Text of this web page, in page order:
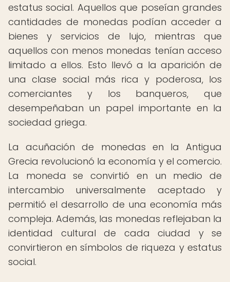
estatus social. Aquellos que poseían grandes
cantidades de monedas podían acceder a
bienes y servicios de lujo, mientras que
aquellos con menos monedas tenían acceso
limitado a ellos. Esto llevó a la aparición de
una clase social más rica y poderosa, los
comerciantes y los banqueros, que
desempeñaban un papel importante en la
sociedad griega.
La acuñación de monedas en la Antigua
Grecia revolucionó la economía y el comercio.
La moneda se convirtió en un medio de
intercambio universalmente aceptado y
permitió el desarrollo de una economía más
compleja. Además, las monedas reflejaban la
identidad cultural de cada ciudad y se
convirtieron en símbolos de riqueza y estatus
social.